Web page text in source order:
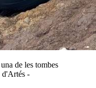
de les tombes
d'Artés -